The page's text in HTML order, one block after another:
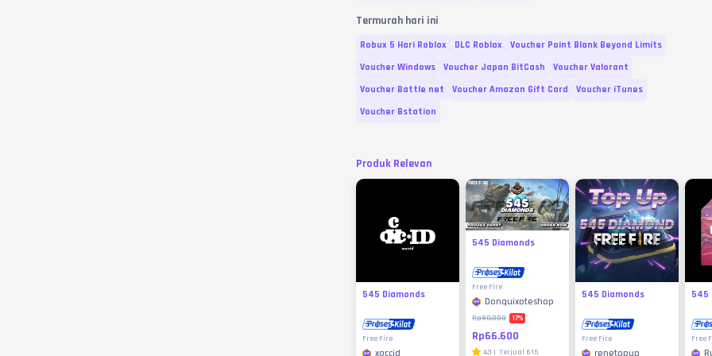
Termurah hari ini
Robux 5 Hari Roblox DLC Roblox
Voucher Point Blank Beyond Limits
Voucher Windows
Voucher Japan BitCash
Voucher Valorant
Voucher Battle net
Voucher Amazon Gift Card
Voucher iTunes
Voucher Bstation
Produk Relevan
545 Diamonds
Free Fire
xoccid
545 Diamonds
Free Fire
Donquixoteshop
Rp80.000 17%
Rp66.600
4.3 | Terjual 615
545 Diamonds
Free Fire
renetopup
545
Free